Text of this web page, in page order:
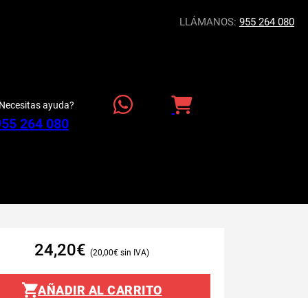
LLÁMANOS: 955 264 080
ayuda?
264 080
24,20€ 20,00€
AÑADIR AL CARRITO